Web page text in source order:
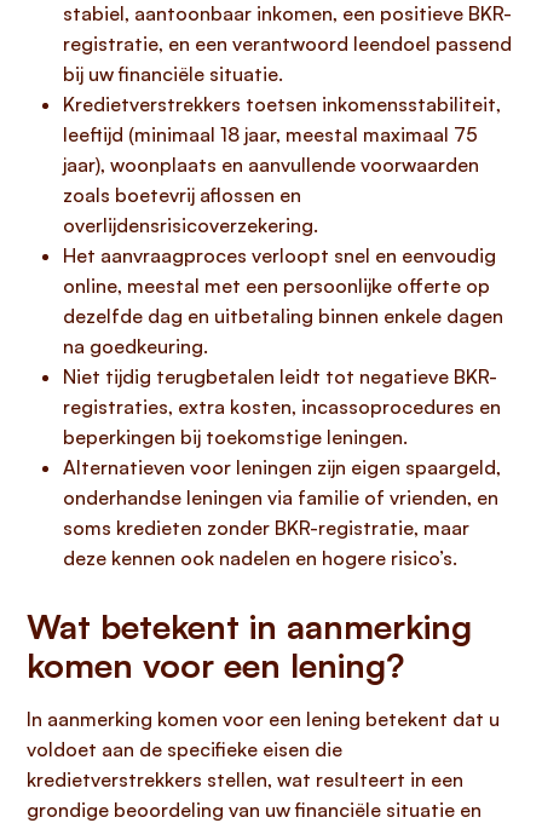
stabiel, aantoonbaar inkomen, een positieve BKR-
registratie, en een verantwoord leendoel passend
bij uw financiële situatie.
Kredietverstrekkers toetsen inkomensstabiliteit,
leeftijd (minimaal 18 jaar, meestal maximaal 75
jaar), woonplaats en aanvullende voorwaarden
zoals boetevrij aflossen en
overlijdensrisicoverzekering.
Het aanvraagproces verloopt snel en eenvoudig
online, meestal met een persoonlijke offerte op
dezelfde dag en uitbetaling binnen enkele dagen
na goedkeuring.
Niet tijdig terugbetalen leidt tot negatieve BKR-
registraties, extra kosten, incassoprocedures en
beperkingen bij toekomstige leningen.
Alternatieven voor leningen zijn eigen spaargeld,
onderhandse leningen via familie of vrienden, en
soms kredieten zonder BKR-registratie, maar
deze kennen ook nadelen en hogere risico’s.
Wat betekent in aanmerking
komen voor een lening?
In aanmerking komen voor een lening betekent dat u
voldoet aan de specifieke eisen die
kredietverstrekkers stellen, wat resulteert in een
grondige beoordeling van uw financiële situatie en